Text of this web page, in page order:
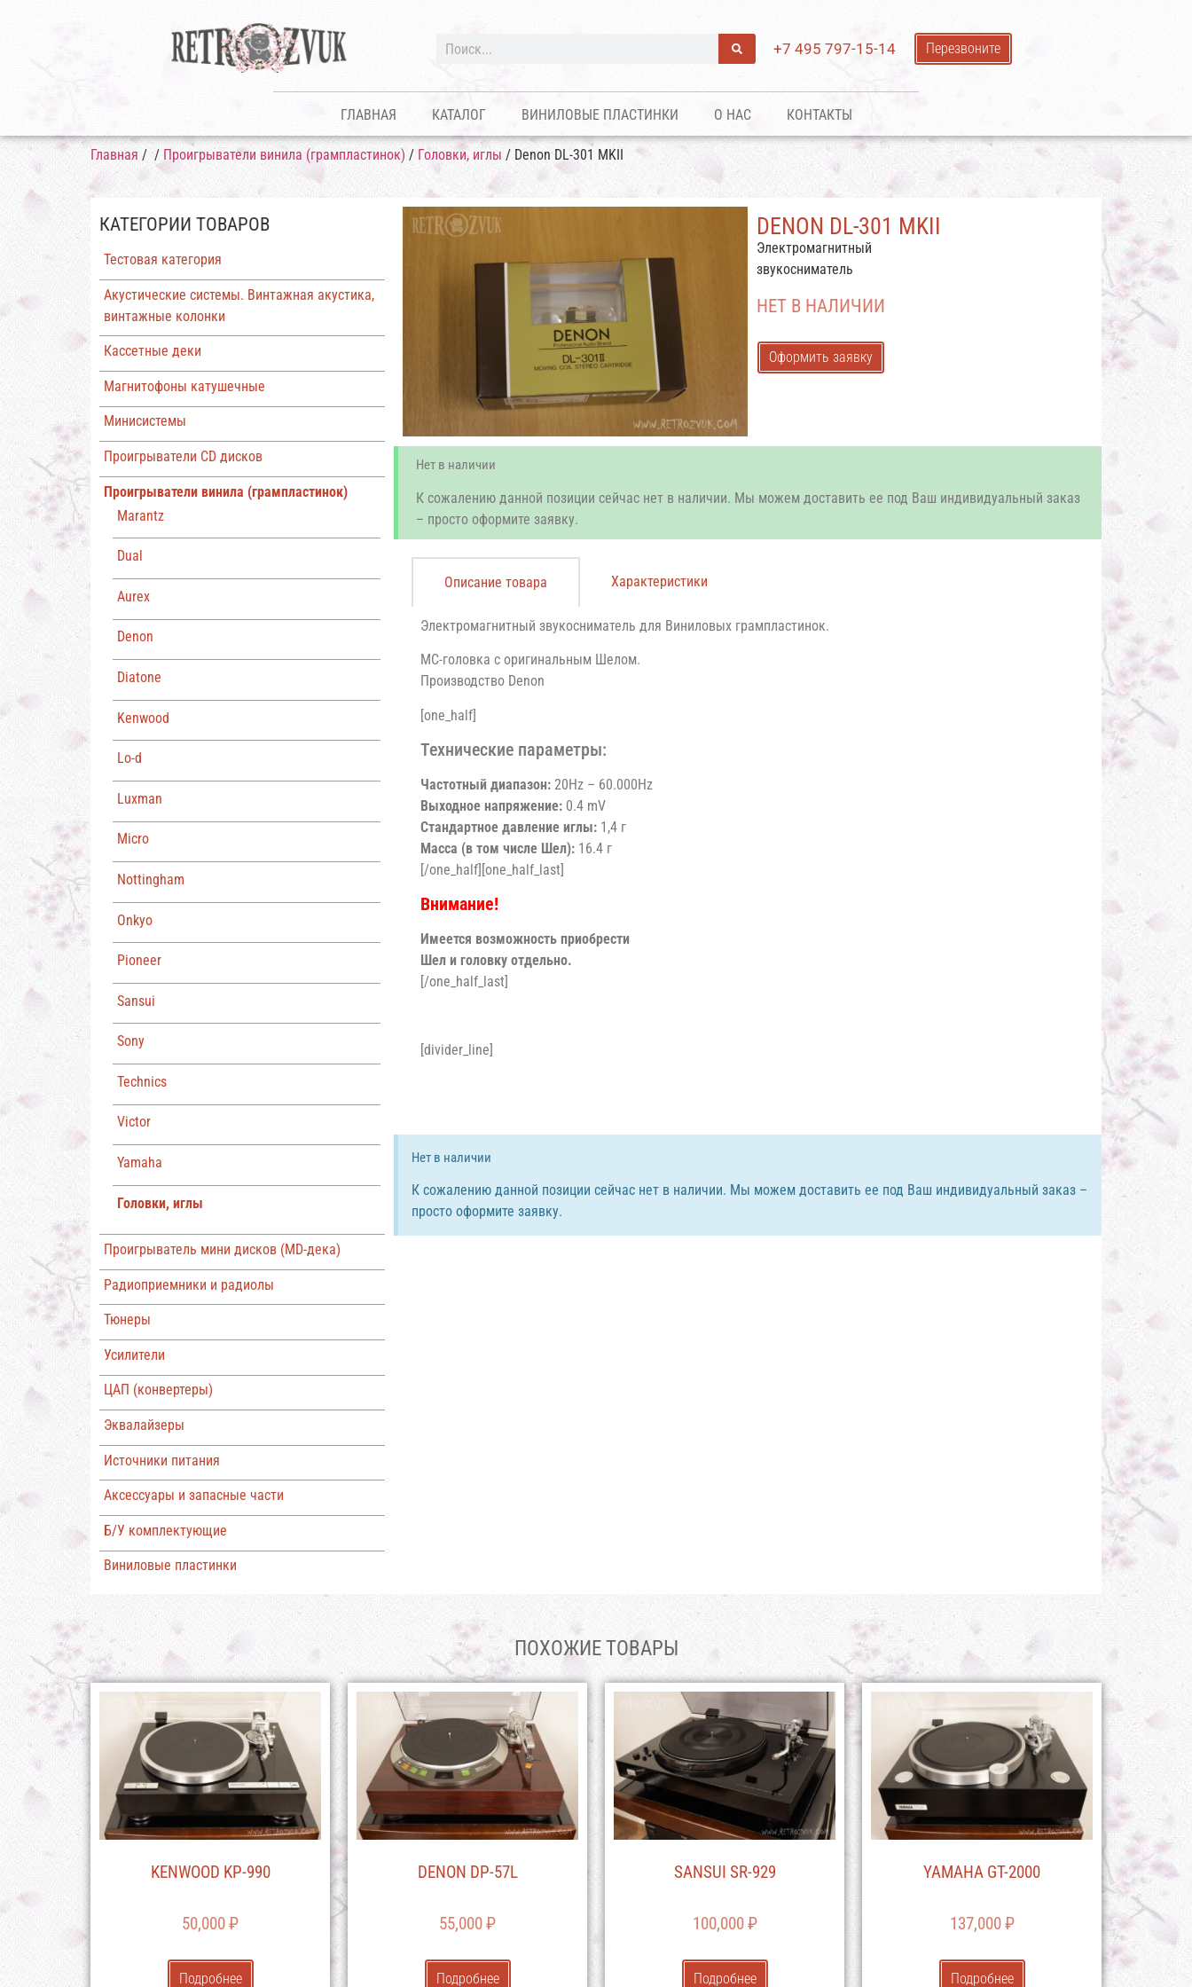
+7 495 797-15-14 Перезвоните
ГЛАВНАЯ КАТАЛОГ ВИНИЛОВЫЕ ПЛАСТИНКИ О НАС КОНТАКТЫ
Главная / / Проигрыватели винила (грампластинок) / Головки, иглы / Denon DL-301 MKII
КАТЕГОРИИ ТОВАРОВ
Тестовая категория
Акустические системы. Винтажная акустика,
винтажные колонки
Кассетные деки
Магнитофоны катушечные
Минисистемы
Проигрыватели CD дисков
Проигрыватели винила (грампластинок)
Marantz
Dual
Aurex
Denon
Diatone
Kenwood
Lo-d
Luxman
Micro
Nottingham
Onkyo
Pioneer
Sansui
Sony
Technics
Victor
Yamaha
Головки, иглы
Проигрыватель мини дисков (MD-дека)
Радиоприемники и радиолы
Тюнеры
Усилители
ЦАП (конвертеры)
Эквалайзеры
Источники питания
Аксессуары и запасные части
Б/У комплектующие
Виниловые пластинки
DENON DL-301 MKII
Электромагнитный
звукосниматель
НЕТ В НАЛИЧИИ
Оформить заявку
Нет в наличии
К сожалению данной позиции сейчас нет в наличии. Мы можем доставить ее под Ваш индивидуальный заказ
– просто оформите заявку.
Описание товара Характеристики
Электромагнитный звукосниматель для Виниловых грампластинок.
МC-головка с оригинальным Шелом.
Производство Denon
[one_half]
Технические параметры:
Частотный диапазон: 20Hz – 60.000Hz
Выходное напряжение: 0.4 mV
Стандартное давление иглы: 1,4 г
Масса (в том числе Шел): 16.4 г
[/one_half][one_half_last]
Внимание!
Имеется возможность приобрести
Шел и головку отдельно.
[/one_half_last]
[divider_line]
Нет в наличии
К сожалению данной позиции сейчас нет в наличии. Мы можем доставить ее под Ваш индивидуальный заказ –
просто оформите заявку.
ПОХОЖИЕ ТОВАРЫ
KENWOOD KP-990
50,000₽
Подробнее
DENON DP-57L
55,000₽
Подробнее
SANSUI SR-929
100,000₽
Подробнее
YAMAHA GT-2000
137,000₽
Подробнее